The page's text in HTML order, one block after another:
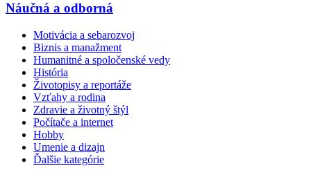
Náučná a odborná
Motivácia a sebarozvoj
Biznis a manažment
Humanitné a spoločenské vedy
História
Životopisy a reportáže
Vzťahy a rodina
Zdravie a životný štýl
Počítače a internet
Hobby
Umenie a dizajn
Ďalšie kategórie